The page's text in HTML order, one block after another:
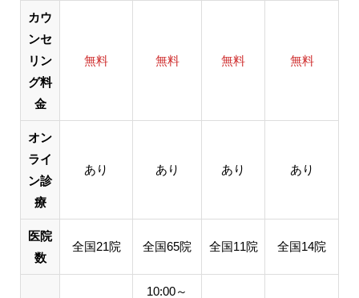
カウ
ンセ
リン
グ料
金
無料 無料 無料 無料
オン
ライ
ン診
療
あり あり あり あり
医院
数
全国21院 全国65院 全国11院 全国14院
10:00～